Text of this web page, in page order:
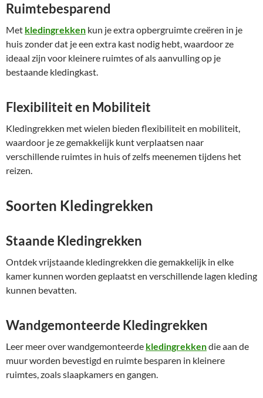
Ruimtebesparend
Met kledingrekken kun je extra opbergruimte creëren in je
huis zonder dat je een extra kast nodig hebt, waardoor ze
ideaal zijn voor kleinere ruimtes of als aanvulling op je
bestaande kledingkast.
Flexibiliteit en Mobiliteit
Kledingrekken met wielen bieden flexibiliteit en mobiliteit,
waardoor je ze gemakkelijk kunt verplaatsen naar
verschillende ruimtes in huis of zelfs meenemen tijdens het
reizen.
Soorten Kledingrekken
Staande Kledingrekken
Ontdek vrijstaande kledingrekken die gemakkelijk in elke
kamer kunnen worden geplaatst en verschillende lagen kleding
kunnen bevatten.
Wandgemonteerde Kledingrekken
Leer meer over wandgemonteerde kledingrekkendie aan de
muur worden bevestigd en ruimte besparen in kleinere
ruimtes, zoals slaapkamers en gangen.